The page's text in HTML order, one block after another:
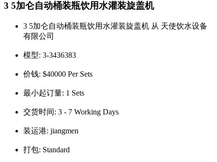
3 5加仑自动桶装瓶饮用水灌装旋盖机
3 5加仑自动桶装瓶饮用水灌装旋盖机 从 天使饮水设备
有限公司
模型: 3-3436383
价钱: $40000 Per Sets
最小起订量: 1 Sets
交货时间: 3 - 7 Working Days
装运港: jiangmen
打包: Standard